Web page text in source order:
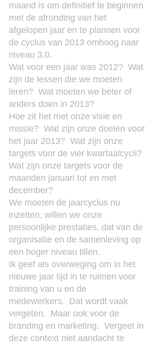
maand is om definitief te beginnen
met de afronding van het
afgelopen jaar en te plannen voor
de cyclus van 2013 omhoog naar
niveau 3.0.
Wat voor een jaar was 2012?  Wat
zijn de lessen die we moeten
leren?  Wat moeten we beter of
anders doen in 2013?
Hoe zit het met onze visie en
missie?  Wat zijn onze doelen voor
het jaar 2013?  Wat zijn onze
targets voor de vier kwartaalcycli?
Wat zijn onze targets voor de
maanden januari tot en met
december?
We moeten de jaarcyclus nu
inzetten, willen we onze
persoonlijke prestaties, dat van de
organisatie en de samenleving op
een hoger niveau tillen.
Ik geef als overweging om in het
nieuwe jaar tijd in te ruimen voor
training van u en de
medewerkers.  Dat wordt vaak
vergeten.  Maar ook voor de
branding en marketing.  Vergeet in
deze context niet aandacht te